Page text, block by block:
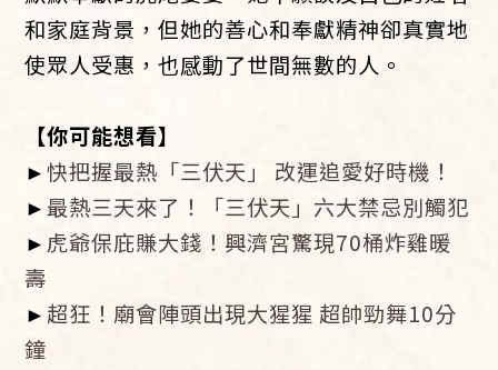
和家庭背景，但她的善心和奉獻精神卻真實地
使眾人受惠，也感動了世間無數的人。
【你可能想看】
►快把握最熱「三伏天」 改運追愛好時機！
►最熱三天來了！「三伏天」六大禁忌別觸犯
► 虎爺保庇賺大錢！興濟宮驚現70桶炸雞暖
壽
► 超狂！廟會陣頭出現大猩猩 超帥勁舞10分
鐘